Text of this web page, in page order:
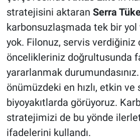
stratejisini aktaran Serra
karbonsuzlaşmada tek bir
yok. Filonuz, servis verdiğiniz
öncelikleriniz doğrultusunda
yararlanmak
önümüzdeki en hızlı, etkin
biyoyakıtlarda görüyoruz.
stratejimizi de bu yönde
ifadelerini kullandı.